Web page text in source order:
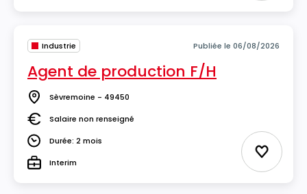
Industrie Publiée le 06/08/2026
Agent de production F/H
Lieu Sèvremoine - 49450
SalaireSalaire non renseigné
DuréeDurée: 2 mois
TypeInterim Ajouter